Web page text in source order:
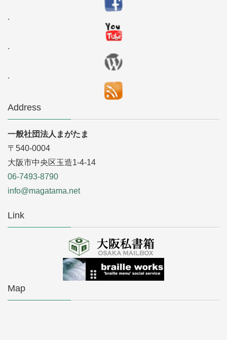
.
.
.
Address
一般社団法人まがたま
〒540-0004
大阪市中央区玉造1-4-14
06-7493-8790
info@magatama.net
Link
Map